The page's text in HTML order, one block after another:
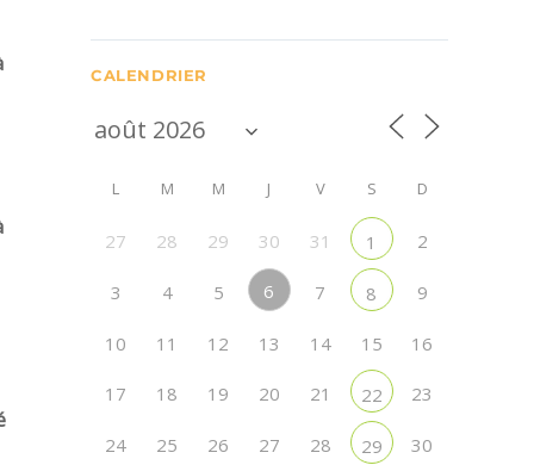
CALENDRIER
L M M J V S D
27 28 29 30 31 1 2
3 4 5 6 7 8 9
10 11 12 13 14 15 16
17 18 19 20 21 22 23
24 25 26 27 28 29 30